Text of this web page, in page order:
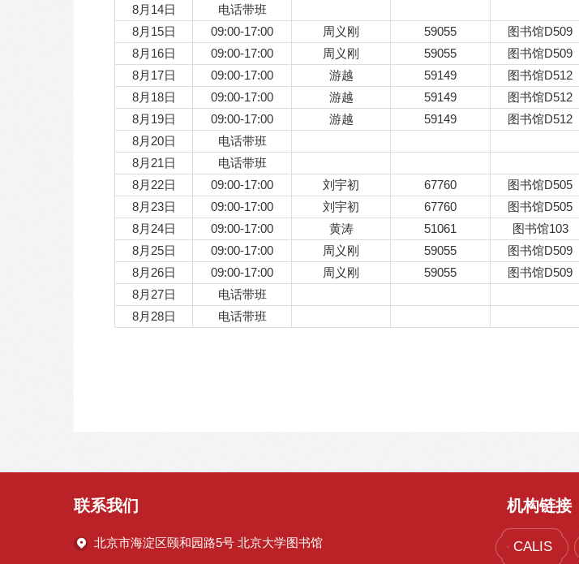
8月14日
电话带班
8月15日
09:00-17:00 周义刚 59055 图书馆D509
8月16日
09:00-17:00 周义刚 59055 图书馆D509
8月17日
09:00-17:00 游越 59149 图书馆D512
8月18日
09:00-17:00 游越 59149 图书馆D512
8月19日
09:00-17:00 游越 59149 图书馆D512
8月20日
电话带班
8月21日
电话带班
8月22日
09:00-17:00 刘宇初 67760 图书馆D505
8月23日
09:00-17:00 刘宇初 67760 图书馆D505
8月24日
09:00-17:00 黄涛 51061 图书馆103
8月25日
09:00-17:00 周义刚 59055 图书馆D509
8月26日
09:00-17:00 周义刚 59055 图书馆D509
8月27日
电话带班
8月28日
电话带班
联系我们
北京市海淀区颐和园路5号 北京大学图书馆
机构链接
CALIS